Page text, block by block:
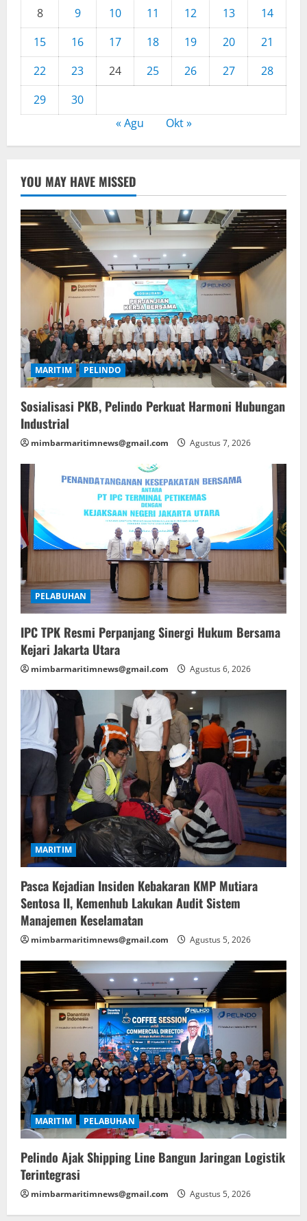
8
9 10 11 12 13
14
15
16 17 18 19 20
21
22
23 24 25 26 27
28
29
30
« Agu
Okt »
YOU MAY HAVE MISSED
MARITIM PELINDO
Sosialisasi PKB, Pelindo Perkuat Harmoni Hubungan
Industrial
mimbarmaritimnews@gmail.com Agustus 7, 2026
PELABUHAN
IPC TPK Resmi Perpanjang Sinergi Hukum Bersama
Kejari Jakarta Utara
mimbarmaritimnews@gmail.com Agustus 6, 2026
MARITIM
Pasca Kejadian Insiden Kebakaran KMP Mutiara
Sentosa II, Kemenhub Lakukan Audit Sistem
Manajemen Keselamatan
mimbarmaritimnews@gmail.com Agustus 5, 2026
MARITIM PELABUHAN
Pelindo Ajak Shipping Line Bangun Jaringan Logistik
Terintegrasi
mimbarmaritimnews@gmail.com Agustus 5, 2026